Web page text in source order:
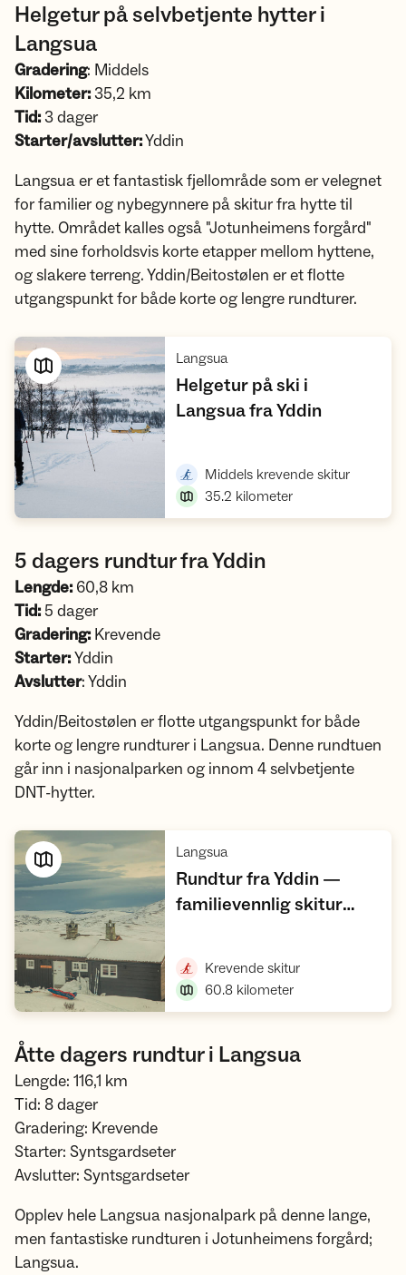
Helgetur på selvbetjente hytter i
Langsua
Gradering: Middels
Kilometer:35,2 km
Tid:3 dager
Starter/avslutter:Yddin
Langsua er et fantastisk fjellområde som er velegnet
for familier og nybegynnere på skitur fra hytte til
hytte. Området kalles også "Jotunheimens forgård"
med sine forholdsvis korte etapper mellom hyttene,
og slakere terreng. Yddin/Beitostølen er et flotte
utgangspunkt for både korte og lengre rundturer.
Langsua,
Helgetur på ski i
Langsua fra Yddin,
Middels krevende skitur,
35.2 kilometer
5 dagers rundtur fra Yddin
Lengde: 60,8 km
Tid: 5 dager
Gradering: Krevende
Starter:Yddin
Avslutter: Yddin
Yddin/Beitostølen er flotte utgangspunkt for både
korte og lengre rundturer i Langsua. Denne rundtuen
går inn i nasjonalparken og innom 4 selvbetjente
DNT-hytter.
Langsua,
Rundtur fra Yddin —
familievennlig skitur
Krevende skitur,
60.8 kilometer
Åtte dagers rundtur i Langsua
Lengde: 116,1 km
Tid: 8 dager
Gradering: Krevende
Starter: Syntsgardseter
Avslutter: Syntsgardseter
Opplev hele Langsua nasjonalpark på denne lange,
men fantastiske rundturen i Jotunheimens forgård;
Langsua.